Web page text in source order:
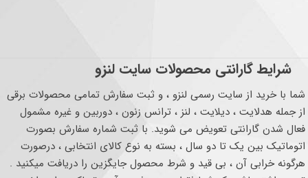
شرایط گارانتی محصولات سایت لنزو
شما با خرید از سایت رسمی لنزو ، و ثبت سفارش تمامی محصولات برقی
از جمله هدلایت ، دیلایت ، لنز ، ترانس زنون ، دوربین و غیره مشمول
فعال شدن گارانتی تعویض می شوید. با ثبت شماره سفارش بصورت
اتوماتیک بین یک تا دو سال ، بسته به نوع کالای انتخابی ، درصورت
هرگونه خرابی آن ، بی قید و شرط محصول جایگزین را دریافت میکنید .